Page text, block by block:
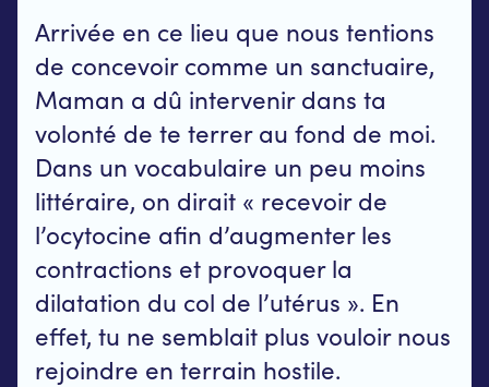
Arrivée en ce lieu que nous tentions
de concevoir comme un sanctuaire,
Maman a dû intervenir dans ta
volonté de te terrer au fond de moi.
Dans un vocabulaire un peu moins
littéraire, on dirait « recevoir de
l’ocytocine afin d’augmenter les
contractions et provoquer la
dilatation du col de l’utérus ». En
effet, tu ne semblait plus vouloir nous
rejoindre en terrain hostile.